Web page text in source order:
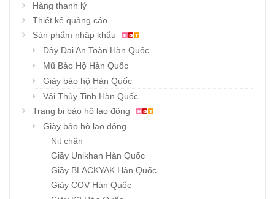
Hàng thanh lý
Thiết kế quảng cáo
Sản phẩm nhập khẩu
Dây Đai An Toàn Hàn Quốc
Mũ Bảo Hộ Hàn Quốc
Giày bảo hộ Hàn Quốc
Vải Thủy Tinh Hàn Quốc
Trang bị bảo hộ lao động
Giày bảo hộ lao động
Nịt chân
Giầy Unikhan Hàn Quốc
Giầy BLACKYAK Hàn Quốc
Giày COV Hàn Quốc